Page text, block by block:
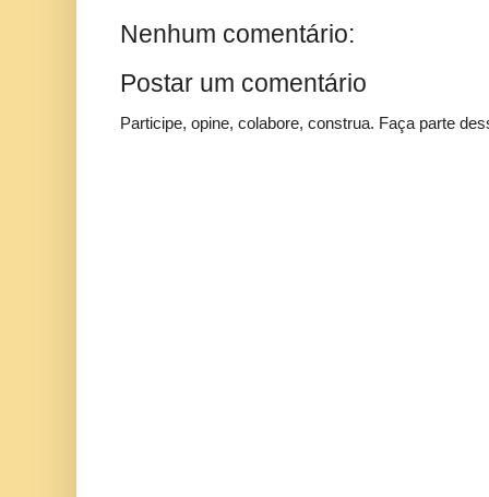
Nenhum comentário:
Postar um comentário
Participe, opine, colabore, construa. Faça parte